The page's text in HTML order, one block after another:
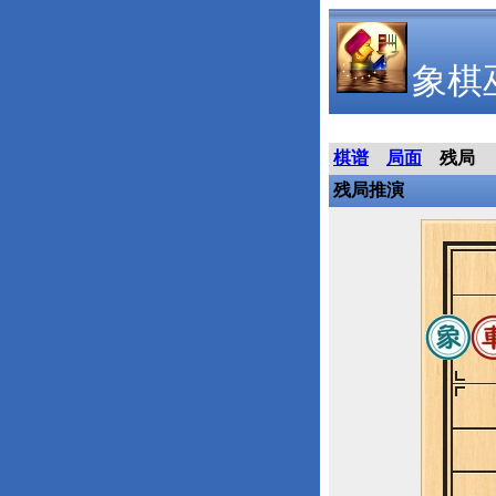
象棋
棋谱 局面
残局
残局推演